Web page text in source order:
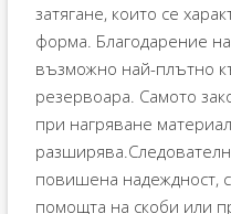
затягане, които се
форма. Благодарение
възможно най-плътно
резервоара. Самото
при нагряване
повишена надеждност,
помощта на скоби или